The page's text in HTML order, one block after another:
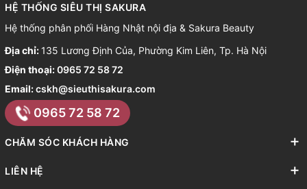
HỆ THỐNG SIÊU THỊ SAKURA
Hệ thống phân phối Hàng Nhật nội địa & Sakura Beauty
Địa chỉ: 135 Lương Định Của, Phường Kim Liên, Tp. Hà Nội
Điện thoại:0965 72 58 72
Email:cskh@sieuthisakura.com
0965 72 58 72
CHĂM SÓC KHÁCH HÀNG
LIÊN HỆ